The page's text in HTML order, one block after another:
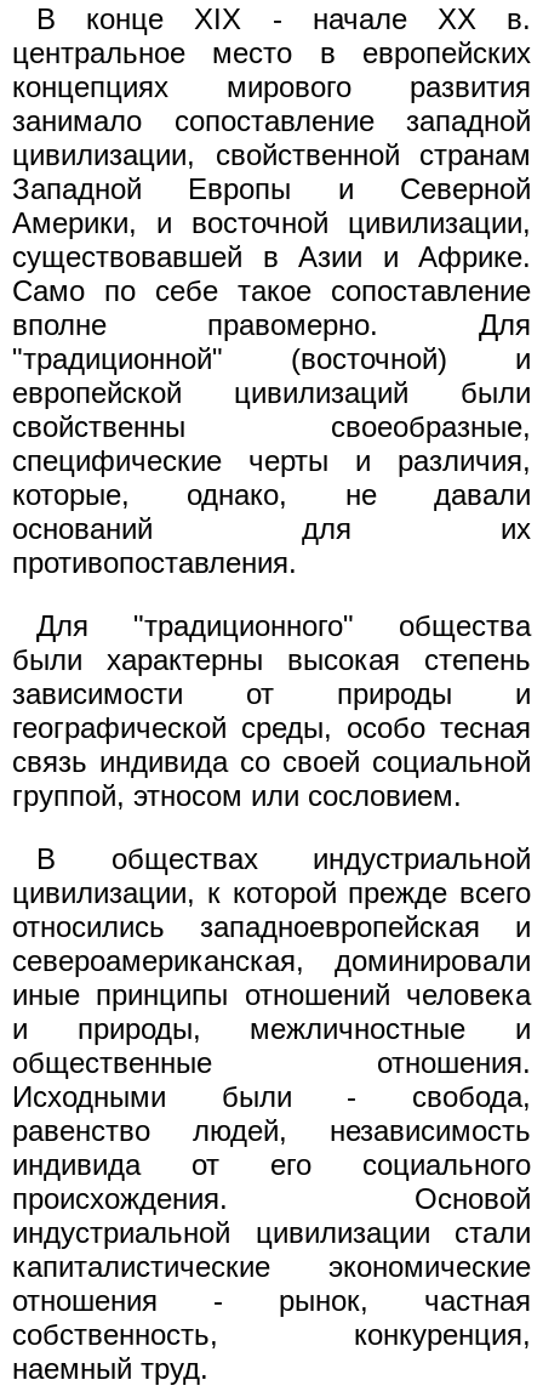
В конце XIX - начале XX в.
центральное место в европейских
концепциях мирового развития
занимало сопоставление западной
цивилизации, свойственной странам
Западной Европы и Северной
Америки, и восточной цивилизации,
существовавшей в Азии и Африке.
Само по себе такое сопоставление
вполне правомерно. Для
"традиционной" (восточной) и
европейской цивилизаций были
свойственны своеобразные,
специфические черты и различия,
которые, однако, не давали
оснований для их
противопоставления.
Для "традиционного" общества
были характерны высокая степень
зависимости от природы и
географической среды, особо тесная
связь индивида со своей социальной
группой, этносом или сословием.
В обществах индустриальной
цивилизации, к которой прежде всего
относились западноевропейская и
североамериканская, доминировали
иные принципы отношений человека
и природы, межличностные и
общественные отношения.
Исходными были - свобода,
равенство людей, независимость
индивида от его социального
происхождения. Основой
индустриальной цивилизации стали
капиталистические экономические
отношения - рынок, частная
собственность, конкуренция,
наемный труд.